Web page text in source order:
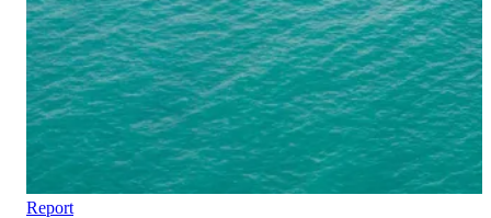
Report